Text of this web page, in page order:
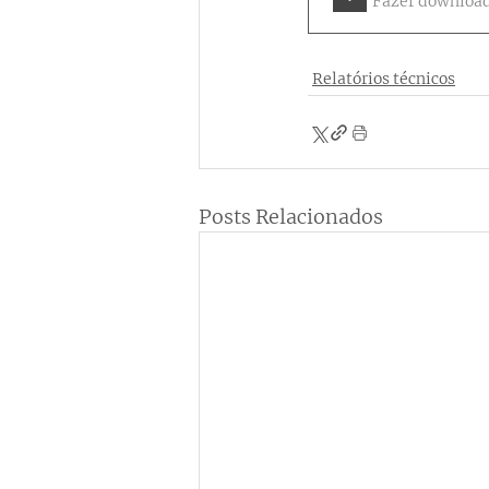
Relatórios técnicos
Posts Relacionados